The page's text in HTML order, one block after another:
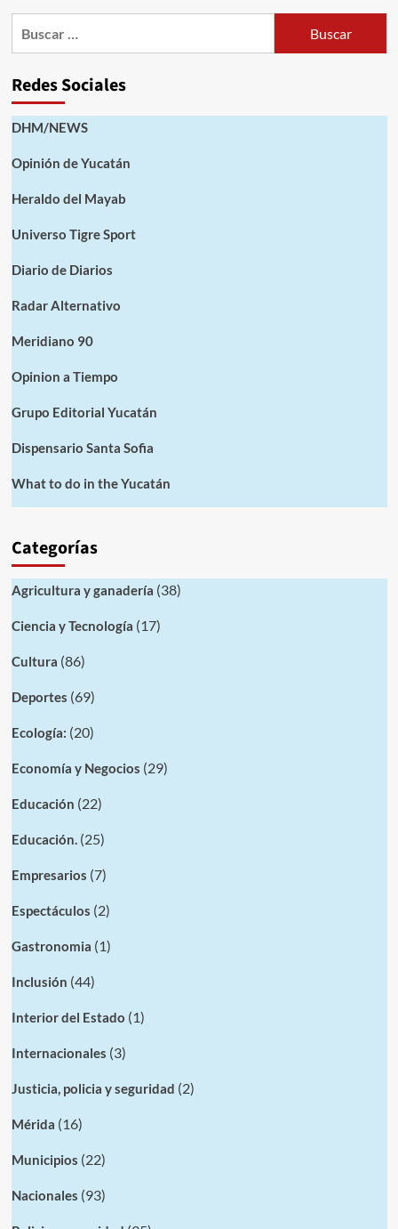
Redes Sociales
DHM/NEWS
Opinión de Yucatán
Heraldo del Mayab
Universo Tigre Sport
Diario de Diarios
Radar Alternativo
Meridiano 90
Opinion a Tiempo
Grupo Editorial Yucatán
Dispensario Santa Sofia
What to do in the Yucatán
Categorías
Agricultura y ganadería (38)
Ciencia y Tecnología (17)
Cultura (86)
Deportes (69)
Ecología: (20)
Economía y Negocios (29)
Educación (22)
Educación.(25)
Empresarios (7)
Espectáculos (2)
Gastronomia (1)
Inclusión (44)
Interior del Estado (1)
Internacionales (3)
Justicia, policia y seguridad (2)
Mérida (16)
Municipios (22)
Nacionales (93)